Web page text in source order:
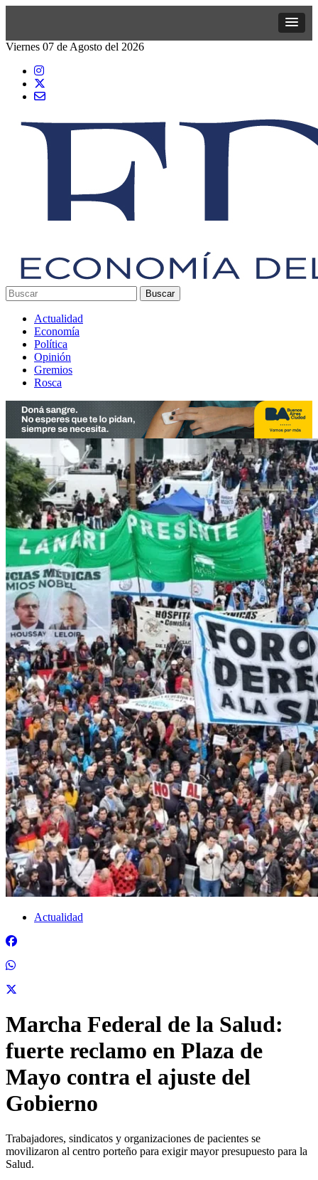
Viernes 07 de Agosto del 2026
Actualidad
Economía
Política
Opinión
Gremios
Rosca
Actualidad
Marcha Federal de la Salud:
fuerte reclamo en Plaza de
Mayo contra el ajuste del
Gobierno
Trabajadores, sindicatos y organizaciones de pacientes se
movilizaron al centro porteño para exigir mayor presupuesto para la
Salud.